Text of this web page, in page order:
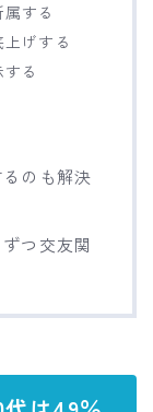
する
げする
る
のも解決
つ交友関